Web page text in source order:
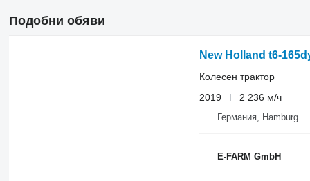
Подобни обяви
New Holland t6-
Колесен трактор
2019
2 236 м/ч
Германия, Hamburg
E-FARM GmbH